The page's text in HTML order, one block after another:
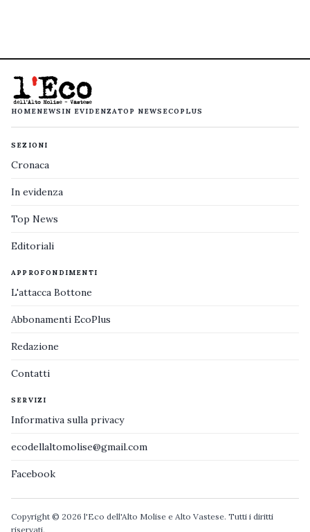
HOMENEWS IN EVIDENZATOP NEWS ECOPLUS
SEZIONI
Cronaca
In evidenza
Top News
Editoriali
APPROFONDIMENTI
L'attacca Bottone
Abbonamenti EcoPlus
Redazione
Contatti
SERVIZI
Informativa sulla privacy
ecodellaltomolise@gmail.com
Facebook
Copyright © 2026 l'Eco dell'Alto Molise e Alto Vastese. Tutti i diritti
riservati.